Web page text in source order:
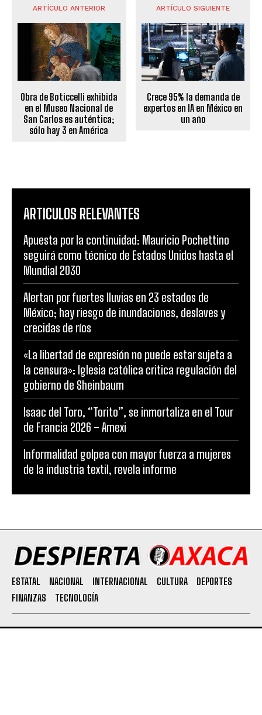
ARTÍCULO ANTERIOR
Obra de Boticcelli exhibida
en el Museo Nacional de
San Carlos es auténtica;
sólo hay 3 en América
ARTÍCULO SIGUIENTE
Crece 95% la demanda de
expertos en IA en México en
un año
ARTICULOS RELEVANTES
Apuesta por la continuidad: Mauricio Pochettino
seguirá como técnico de Estados Unidos hasta el
Mundial 2030
Alertan por fuertes lluvias en 23 estados de
México; hay riesgo de inundaciones, deslaves y
crecidas de ríos
«La libertad de expresión no puede estar sujeta a
la censura»: Iglesia católica critica regulación del
gobierno de Sheinbaum
Isaac del Toro, “Torito”, se inmortaliza en el Tour
de Francia 2026 – Amexi
Informalidad golpea con mayor fuerza a mujeres
de la industria textil, revela informe
ESTATAL NACIONAL INTERNACIONAL CULTURA
DEPORTES
FINANZAS
TECNOLOGÍA